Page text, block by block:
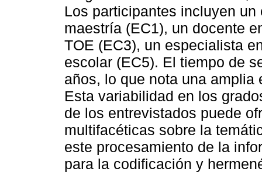
Los participantes incluyen
maestría (EC1), un docente
TOE (EC3), un especialista
escolar (EC5). El tiempo de
años, lo que nota una
Esta variabilidad en los
de los entrevistados puede
multifacéticas sobre la
este procesamiento de la
para la codificación y